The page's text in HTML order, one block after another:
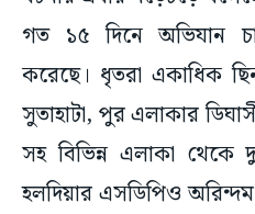
গত ১৫ দিনে অভিযান
করেছে। ধৃতরা একাধিক
সুতাহাটা, পুর এলাকার
সহ বিভিন্ন এলাকা থেকে
হলদিয়ার এসডিপিও